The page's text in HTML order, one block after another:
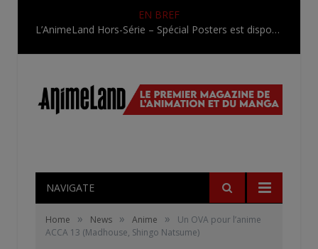
EN BREF
L’AnimeLand Hors-Série – Spécial Posters est disponible !
NAVIGATE
Home » News » Anime »
Un OVA pour l’anime
ACCA 13 (Madhouse, Shingo Natsume)